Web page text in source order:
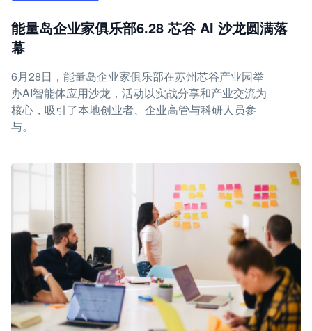
能量岛企业家俱乐部6.28 芯谷 AI 沙龙圆满落
幕
6月28日，能量岛企业家俱乐部在苏州芯谷产业园举
办AI智能体应用沙龙，活动以实战分享和产业交流为
核心，吸引了本地创业者、企业高管与科研人员参
与。